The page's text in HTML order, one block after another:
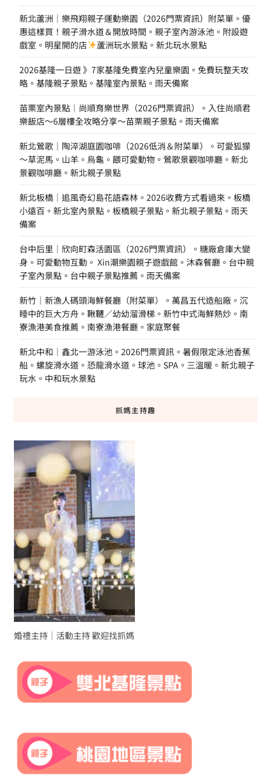
新北蘆洲｜樂飛翔親子運動樂園（2026門票資訊）附菜單。優
惠這樣買！親子滑水道＆開放時間。親子室內游泳池。附設遊
戲室。明星開的店
蘆洲玩水景點。新北玩水景點
2026基隆一日遊 》7家基隆免費室內兒童樂園。免費玩整天攻
略。基隆親子景點。基隆室內景點。雨天備案
苗栗室內景點｜尚順育樂世界（2026門票資訊）。入住尚順君
樂飯店～6層樓全攻略分享～苗栗親子景點。雨天備案
新北鶯歌｜陶淬湖庭園咖啡（2026低消＆附菜單）。可愛狐獴
～草泥馬。山羊。烏龜。餵可愛動物。鶯歌景觀咖啡廳。新北
景觀咖啡廳。新北親子景點
新北板橋｜追風奇幻島花語森林。2026收費方式看過來。板橋
小遠百。新北室內景點。板橋親子景點。新北親子景點。雨天
備案
台中后里｜欣向町森活園區（2026門票資訊）。糖廠倉庫大變
身。可愛動物互動。 Xin潮樂園親子遊戲館。沐森餐廳。台中親
子室內景點。台中親子景點推薦。雨天備案
新竹｜新漁人碼頭海鮮餐廳（附菜單）。萬昌五代造船廠。沉
睡中的巨大方舟。鞦韆／幼幼溜滑梯。新竹中式海鮮熱炒。南
寮漁港美食推薦。南寮漁港餐廳。家庭聚餐
新北中和｜鑫北一游泳池。2026門票資訊。暑假限定泳池香蕉
船。螺旋滑水道。恐龍滑水道。球池。SPA。三溫暖。新北親子
玩水。中和玩水景點
抓媽主持趣
婚禮主持｜活動主持 歡迎找抓媽